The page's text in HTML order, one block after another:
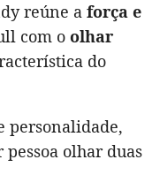
reúne a força e
com o olhar
do
personalidade,
olhar duas